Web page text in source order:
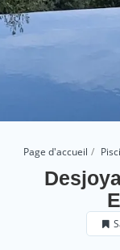
Page d'accueil